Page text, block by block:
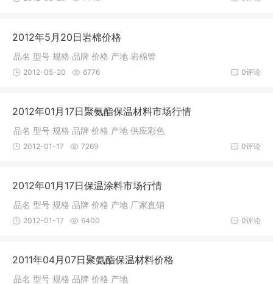
2012年5月20日岩棉价格
品名 型号 规格 品牌 价格 产地 岩棉管
0评论
2012-05-20 6776
2012年01月17日聚氨酯保温材料市场行情
品名 型号 规格 品牌 价格 产地 供应彩色
0评论
2012-01-17 7269
2012年01月17日保温涂料市场行情
品名 型号 规格 品牌 价格 产地 厂家直销
0评论
2012-01-17 6400
2011年04月07日聚氨酯保温材料价格
品名 型号 规格 品牌 价格 产地